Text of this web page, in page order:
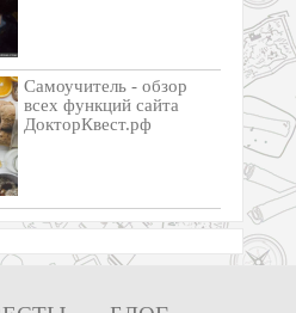
Самоучитель - обзор
всех функций сайта
ДокторКвест.рф